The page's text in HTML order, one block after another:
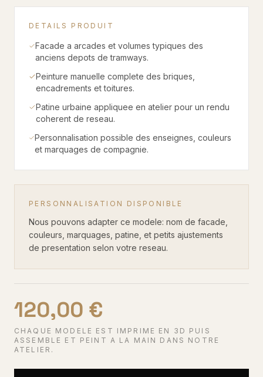
DETAILS PRODUIT
Facade a arcades et volumes typiques des
anciens depots de tramways.
Peinture manuelle complete des briques,
encadrements et toitures.
Patine urbaine appliquee en atelier pour un rendu
coherent de reseau.
Personnalisation possible des enseignes, couleurs
et marquages de compagnie.
PERSONNALISATION DISPONIBLE
Nous pouvons adapter ce modele: nom de facade,
couleurs, marquages, patine, et petits ajustements
de presentation selon votre reseau.
120,00 €
CHAQUE MODELE EST IMPRIME EN 3D PUIS
ASSEMBLE ET PEINT A LA MAIN DANS NOTRE
ATELIER.